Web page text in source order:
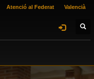
Atenció al Federat Valencià